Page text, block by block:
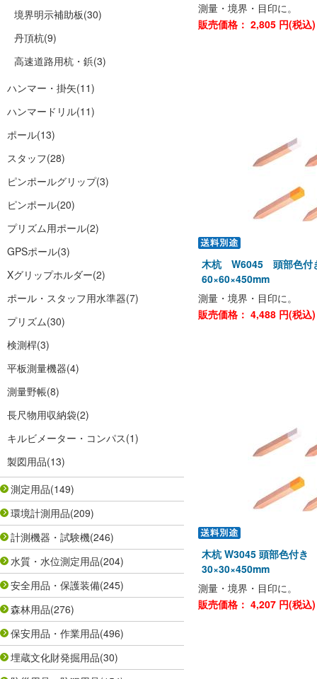
境界明示補助板(30)
丹頂杭(9)
高速道路用杭・鋲(3)
ハンマー・掛矢(11)
ハンマードリル(11)
ポール(13)
スタッフ(28)
ピンポールグリップ(3)
ピンポール(20)
プリズム用ポール(2)
GPSポール(3)
Xグリップホルダー(2)
ポール・スタッフ用水準器(7)
プリズム(30)
検測桿(3)
平板測量機器(4)
測量野帳(8)
長尺物用収納袋(2)
キルビメーター・コンパス(1)
製図用品(13)
測定用品(149)
環境計測用品(209)
計測機器・試験機(246)
水質・水位測定用品(204)
安全用品・保護装備(245)
森林用品(276)
保安用品・作業用品(496)
埋蔵文化財発掘用品(30)
測量・境界・目印に。
販売価格： 2,805 円(税
木杭 W6045 頭部色
60×60×450mm
測量・境界・目印に。
販売価格： 4,488 円(税
木杭 W3045 頭部色付
30×30×450mm
測量・境界・目印に。
販売価格： 4,207 円(税